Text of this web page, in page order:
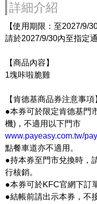
詳細介紹
【使用期限：至2027/9/30
請於2027/9/30內至指定
【商品內容】
1塊咔啦脆雞
【肯德基商品券注意事項
●本券可於限定肯德基門
機)，不適用以下門市
www.payeasy.com.tw/
點餐車道亦不適用。
●持本券至門市兌換時，
行核銷。
●本券可於KFC官網下訂
●結帳前請出示本券，不